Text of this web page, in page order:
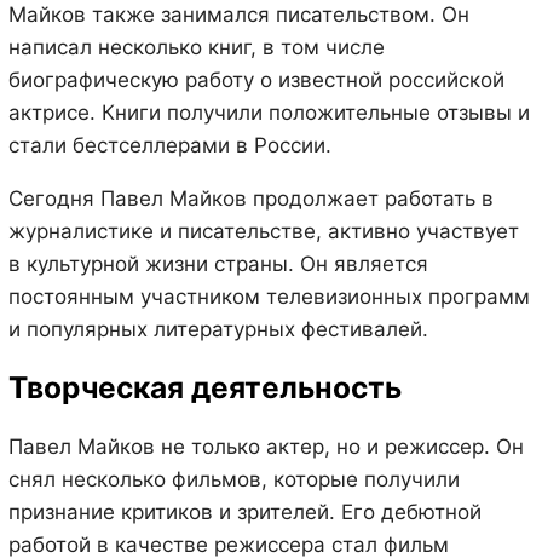
Майков также занимался писательством. Он
написал несколько книг, в том числе
биографическую работу о известной российской
актрисе. Книги получили положительные отзывы и
стали бестселлерами в России.
Сегодня Павел Майков продолжает работать в
журналистике и писательстве, активно участвует
в культурной жизни страны. Он является
постоянным участником телевизионных программ
и популярных литературных фестивалей.
Творческая деятельность
Павел Майков не только актер, но и режиссер. Он
снял несколько фильмов, которые получили
признание критиков и зрителей. Его дебютной
работой в качестве режиссера стал фильм